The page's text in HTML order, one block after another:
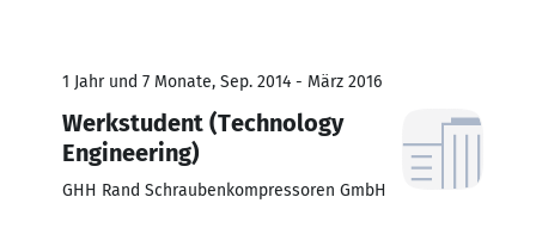
1 Jahr und 7 Monate, Sep. 2014 - März 2016
Werkstudent (Technology
Engineering)
GHH Rand Schraubenkompressoren GmbH